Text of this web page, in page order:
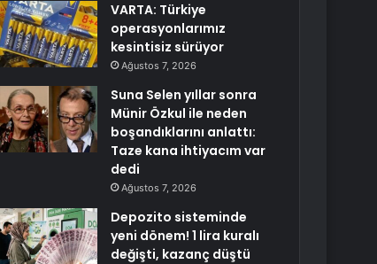
VARTA: Türkiye
operasyonlarımız
kesintisiz sürüyor
Ağustos 7, 2026
Suna Selen yıllar sonra
Münir Özkul ile neden
boşandıklarını anlattı:
Taze kana ihtiyacım var
dedi
Ağustos 7, 2026
Depozito sisteminde
yeni dönem! 1 lira kuralı
değişti, kazanç düştü